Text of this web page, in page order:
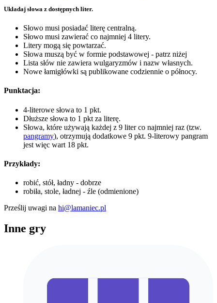
Układaj słowa z dostępnych liter.
Słowo musi posiadać literę centralną.
Słowo musi zawierać co najmniej 4 litery.
Litery mogą się powtarzać.
Słowa muszą być w formie podstawowej - patrz niżej
Lista słów nie zawiera wulgaryzmów i nazw własnych.
Nowe łamigłówki są publikowane codziennie o północy.
Punktacja:
4-literowe słowa to 1 pkt.
Dłuższe słowa to 1 pkt za literę.
Słowa, które używają każdej z 9 liter co najmniej raz (tzw.
pangramy), otrzymują dodatkowe 9 pkt. 9-literowy pangram
jest więc wart 18 pkt.
Przykłady:
robić, stół, ładny - dobrze
robiła, stole, ładnej - źle (odmienione)
Prześlij uwagi na hi@lamaniec.pl
Inne gry